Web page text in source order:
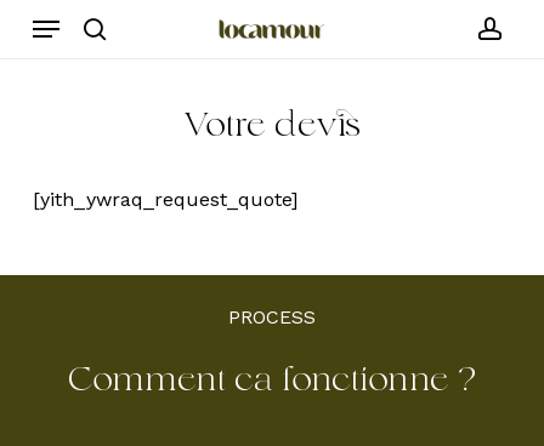
Menu
Votre devis
[yith_ywraq_request_quote]
PROCESS
Comment ca fonctionne ?